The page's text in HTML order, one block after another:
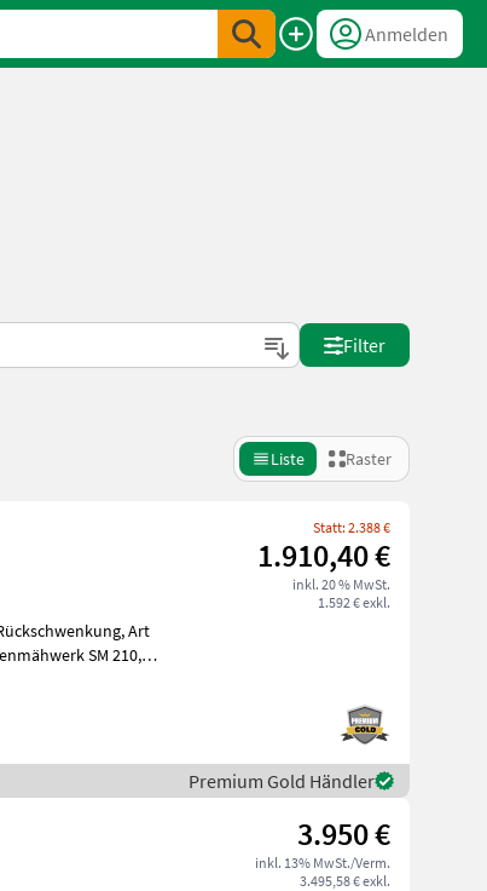
Anmelden
Filter
Liste Raster
Statt: 2.388 €
1.910,40 €
inkl. 20 % MwSt.
1.592 € exkl.
Art
SM 210,
Premium Gold Händler
3.950 €
inkl. 13% MwSt./Verm.
3.495,58 € exkl.